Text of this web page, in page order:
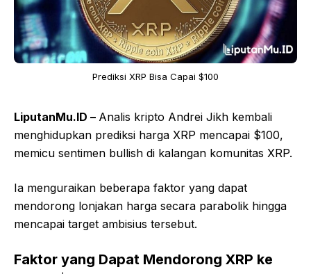
Prediksi XRP Bisa Capai $100
LiputanMu.ID – Analis kripto Andrei Jikh kembali
menghidupkan prediksi harga XRP mencapai $100,
memicu sentimen bullish di kalangan komunitas XRP.
Ia menguraikan beberapa faktor yang dapat
mendorong lonjakan harga secara parabolik hingga
mencapai target ambisius tersebut.
Faktor yang Dapat Mendorong XRP ke